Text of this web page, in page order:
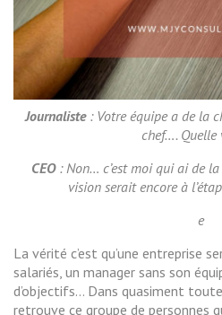
Journaliste : Votre équipe a de la
chef…. Quelle
CEO : Non… c’est moi qui ai de
vision serait encore à
e
La vérité c’est qu’une entreprise
salariés, un manager sans son
d’objectifs… Dans quasiment
retrouve ce groupe de personnes